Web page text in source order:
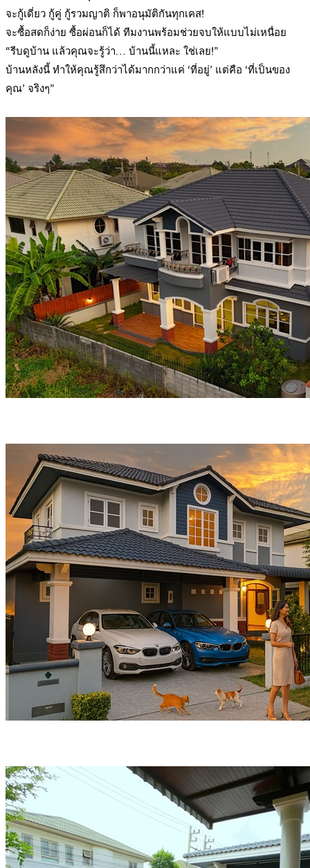
จะกู้เดี่ยว กู้คู่ กู้รวมญาติ ก็พาอนุมัติกันทุกเคส!
จะซื้อสดก็ง่าย ซื้อผ่อนก็ได้ ทีมงานพร้อมช่วยจบให้แบบไม่เหนื่อย
“รีบดูบ้าน แล้วคุณจะรู้ว่า… บ้านนี้แหละ ใช่เลย!”
บ้านหลังนี้ ทำให้คุณรู้สึกว่าได้มากกว่าแค่ ‘ที่อยู่’ แต่คือ ‘ที่เป็นของ
คุณ’ จริงๆ”